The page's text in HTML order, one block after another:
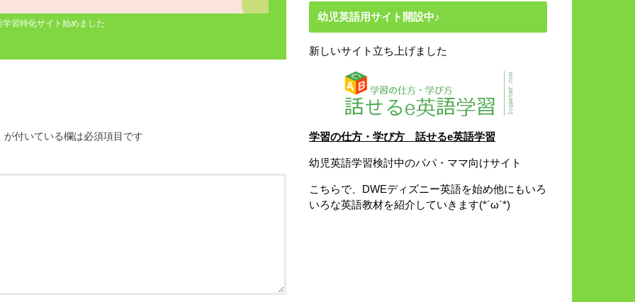
学習特化サイト始めました
が付いている欄は必須項目です
幼児英語用サイト開設中♪
新しいサイト立ち上げました
学習の仕方・学び方 話せるe英語学習
幼児英語学習検討中のパパ・ママ向けサイト
こちらで、DWEディズニー英語を始め他にもいろ
いろな英語教材を紹介していきます(*´ω`*)